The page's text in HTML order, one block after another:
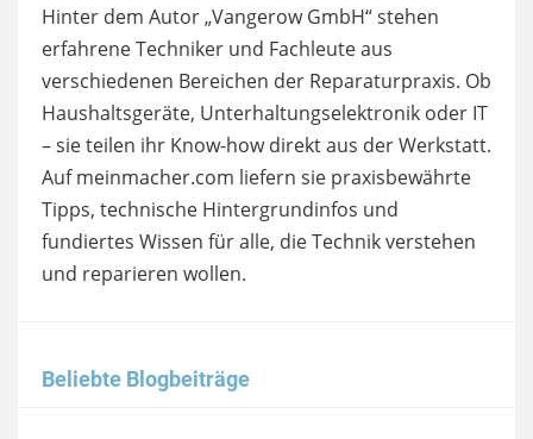
Hinter dem Autor „Vangerow GmbH“ stehen
erfahrene Techniker und Fachleute aus
verschiedenen Bereichen der Reparaturpraxis. Ob
Haushaltsgeräte, Unterhaltungselektronik oder IT
– sie teilen ihr Know-how direkt aus der Werkstatt.
Auf meinmacher.com liefern sie praxisbewährte
Tipps, technische Hintergrundinfos und
fundiertes Wissen für alle, die Technik verstehen
und reparieren wollen.
Beliebte Blogbeiträge